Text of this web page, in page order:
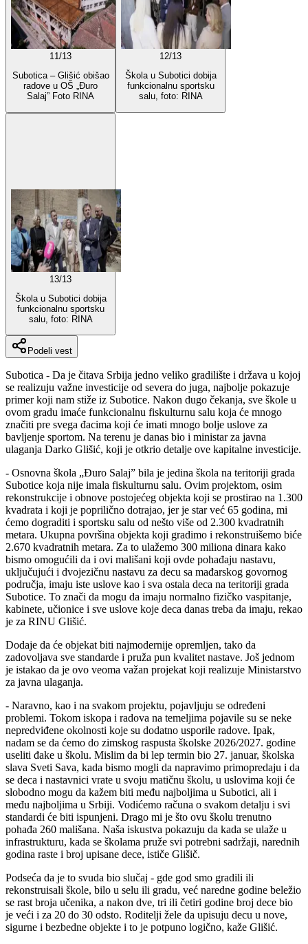
11/13
Subotica – Glišić obišao
radove u OŠ „Đuro
Salaj” Foto RINA
12/13
Škola u Subotici dobija
funkcionalnu sportsku
salu, foto: RINA
13/13
Škola u Subotici dobija
funkcionalnu sportsku
salu, foto: RINA
Podeli vest
Subotica - Da je čitava Srbija jedno veliko gradilište i država u kojoj
se realizuju važne investicije od severa do juga, najbolje pokazuje
primer koji nam stiže iz Subotice. Nakon dugo čekanja, sve škole u
ovom gradu imaće funkcionalnu fiskulturnu salu koja će mnogo
značiti pre svega đacima koji će imati mnogo bolje uslove za
bavljenje sportom. Na terenu je danas bio i ministar za javna
ulaganja Darko Glišić, koji je otkrio detalje ove kapitalne investicije.
- Osnovna škola „Đuro Salaj” bila je jedina škola na teritoriji grada
Subotice koja nije imala fiskulturnu salu. Ovim projektom, osim
rekonstrukcije i obnove postojećeg objekta koji se prostirao na 1.300
kvadrata i koji je poprilično dotrajao, jer je star već 65 godina, mi
ćemo dograditi i sportsku salu od nešto više od 2.300 kvadratnih
metara. Ukupna površina objekta koji gradimo i rekonstruišemo biće
2.670 kvadratnih metara. Za to ulažemo 300 miliona dinara kako
bismo omogućili da i ovi mališani koji ovde pohađaju nastavu,
uključujući i dvojezičnu nastavu za decu sa mađarskog govornog
područja, imaju iste uslove kao i sva ostala deca na teritoriji grada
Subotice. To znači da mogu da imaju normalno fizičko vaspitanje,
kabinete, učionice i sve uslove koje deca danas treba da imaju, rekao
je za RINU Glišić.
Dodaje da će objekat biti najmodernije opremljen, tako da
zadovoljava sve standarde i pruža pun kvalitet nastave. Još jednom
je istakao da je ovo veoma važan projekat koji realizuje Ministarstvo
za javna ulaganja.
- Naravno, kao i na svakom projektu, pojavljuju se određeni
problemi. Tokom iskopa i radova na temeljima pojavile su se neke
nepredviđene okolnosti koje su dodatno usporile radove. Ipak,
nadam se da ćemo do zimskog raspusta školske 2026/2027. godine
useliti đake u školu. Mislim da bi lep termin bio 27. januar, školska
slava Sveti Sava, kada bismo mogli da napravimo primopredaju i da
se deca i nastavnici vrate u svoju matičnu školu, u uslovima koji će
slobodno mogu da kažem biti među najboljima u Subotici, ali i
među najboljima u Srbiji. Vodićemo računa o svakom detalju i svi
standardi će biti ispunjeni. Drago mi je što ovu školu trenutno
pohađa 260 mališana. Naša iskustva pokazuju da kada se ulaže u
infrastrukturu, kada se školama pruže svi potrebni sadržaji, narednih
godina raste i broj upisane dece, ističe Glišič.
Podseća da je to svuda bio slučaj - gde god smo gradili ili
rekonstruisali škole, bilo u selu ili gradu, već naredne godine beležio
se rast broja učenika, a nakon dve, tri ili četiri godine broj dece bio
je veći i za 20 do 30 odsto. Roditelji žele da upisuju decu u nove,
sigurne i bezbedne objekte i to je potpuno logično, kaže Glišić.